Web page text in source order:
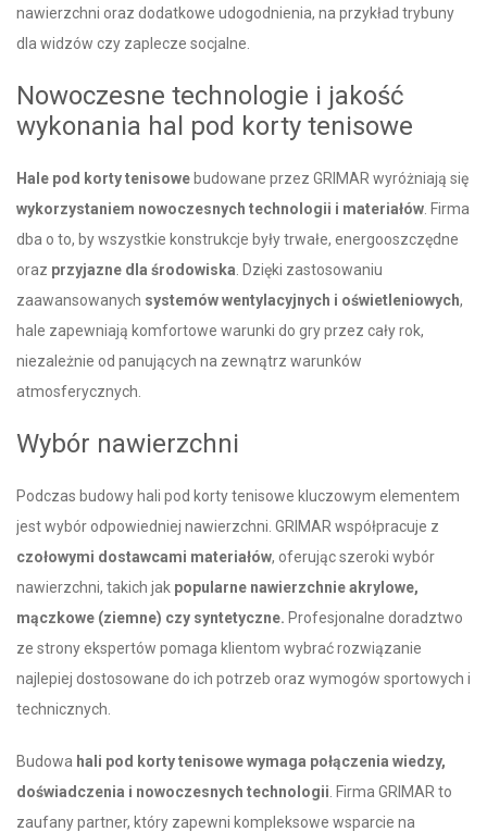
nawierzchni oraz dodatkowe udogodnienia, na przykład trybuny
dla widzów czy zaplecze socjalne.
Nowoczesne technologie i jakość
wykonania hal pod korty tenisowe
Hale pod korty tenisowe budowane przez GRIMAR wyróżniają się
wykorzystaniem nowoczesnych technologii i materiałów . Firma
dba o to, by wszystkie konstrukcje były trwałe, energooszczędne
oraz przyjazne dla środowiska . Dzięki zastosowaniu
zaawansowanych systemów wentylacyjnych i oświetleniowych,
hale zapewniają komfortowe warunki do gry przez cały rok,
niezależnie od panujących na zewnątrz warunków
atmosferycznych.
Wybór nawierzchni
Podczas budowy hali pod korty tenisowe kluczowym elementem
jest wybór odpowiedniej nawierzchni. GRIMAR współpracuje z
czołowymi dostawcami materiałów, oferując szeroki wybór
nawierzchni, takich jak popularne nawierzchnie akrylowe,
mączkowe (ziemne) czy syntetyczne. Profesjonalne doradztwo
ze strony ekspertów pomaga klientom wybrać rozwiązanie
najlepiej dostosowane do ich potrzeb oraz wymogów sportowych i
technicznych.
Budowa hali pod korty tenisowe wymaga połączenia wiedzy,
doświadczenia i nowoczesnych technologii . Firma GRIMAR to
zaufany partner, który zapewni kompleksowe wsparcie na